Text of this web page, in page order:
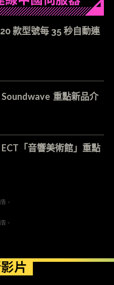
款型號每 35 秒自動連
Soundwave 重點新品介
ECT「音響美術館」重點
告 -
告 -
片